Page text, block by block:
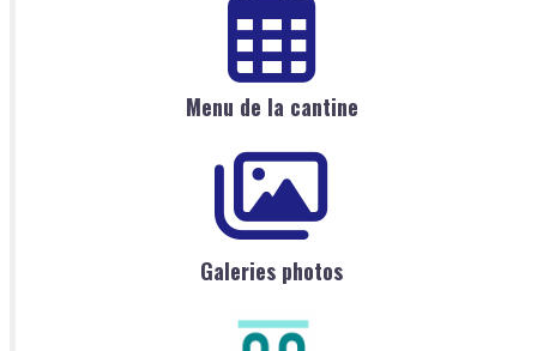
Menu de la cantine
Galeries photos